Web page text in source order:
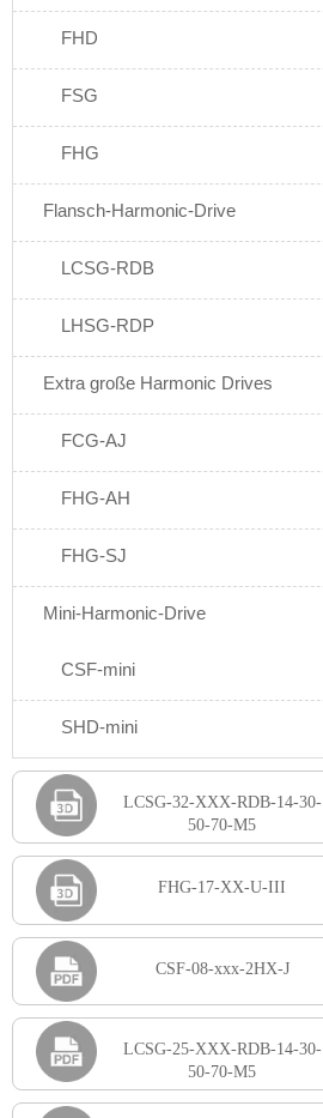
FHD
FSG
FHG
Flansch-Harmonic-Drive
LCSG-RDB
LHSG-RDP
Extra große Harmonic Drives
FCG-AJ
FHG-AH
FHG-SJ
Mini-Harmonic-Drive
CSF-mini
SHD-mini
LCSG-32-XXX-RDB-14-30-
50-70-M5
FHG-17-XX-U-III
CSF-08-xxx-2HX-J
LCSG-25-XXX-RDB-14-30-
50-70-M5